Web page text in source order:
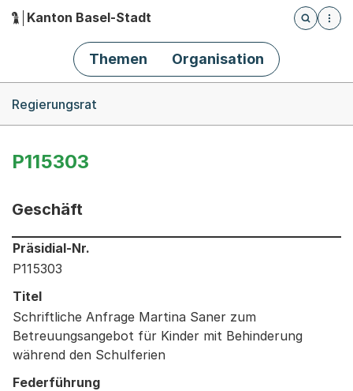
Hauptnavigation
Kanton Basel-Stadt
Öffnet
Themen Organisation
Regierungsrat
P115303
Geschäft
Informationen zum Ausgewählten Geschäft
Präsidial-Nr.
P115303
Titel
Schriftliche Anfrage Martina Saner zum
Betreuungsangebot für Kinder mit Behinderung
während den Schulferien
Federführung